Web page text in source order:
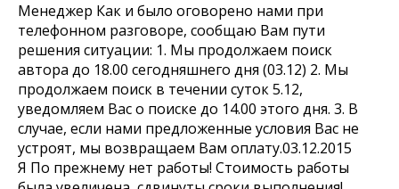
Менеджер Как и было оговорено нами при
телефонном разговоре, сообщаю Вам пути
решения ситуации: 1. Мы продолжаем поиск
автора до 18.00 сегодняшнего дня (03.12) 2. Мы
продолжаем поиск в течении суток 5.12,
уведомляем Вас о поиске до 14.00 этого дня. 3. В
случае, если нами предложенные условия Вас не
устроят, мы возвращаем Вам оплату.03.12.2015
Я По прежнему нет работы! Стоимость работы